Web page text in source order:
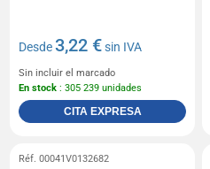
Desde3,22 €sin IVA
Sin incluir el marcado
En stock : 305 239 unidades
CITA EXPRESA
Réf. 00041V0132682